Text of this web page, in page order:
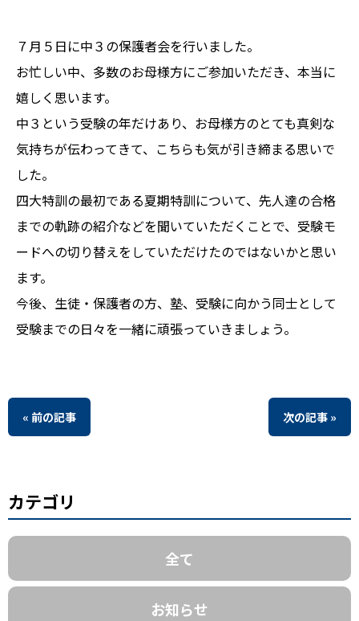
７月５日に中３の保護者会を行いました。
お忙しい中、多数のお母様方にご参加いただき、本当に
嬉しく思います。
中３という受験の年だけあり、お母様方のとても真剣な
気持ちが伝わってきて、こちらも気が引き締まる思いで
した。
四大特訓の最初である夏期特訓について、先人達の合格
までの軌跡の紹介などを聞いていただくことで、受験モ
ードへの切り替えをしていただけたのではないかと思い
ます。
今後、生徒・保護者の方、塾、受験に向かう同士として
受験までの日々を一緒に頑張っていきましょう。
« 前の記事 次の記事 »
カテゴリ
全て
お知らせ